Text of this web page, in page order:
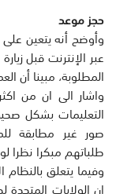
حجز موعد
وأوضح أنه يتعين
عبر الإنترنت قبل
المطلوبة، مبينا أن
واشار الى ان من
التعليمات بشكل
صور غير مطابقة
طلباتهم مبكرا نظرا
وفيما يتعلق
إن الولايات المتحدة